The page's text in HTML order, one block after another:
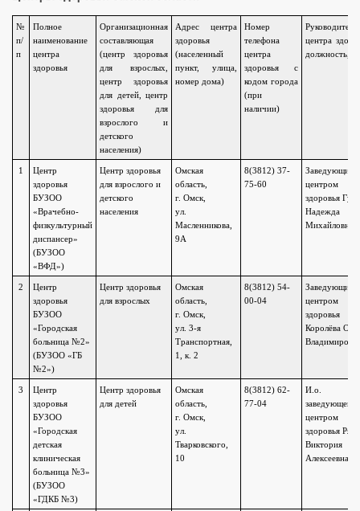
№
п/
п
Полное
наименование
центра
здоровья
Организационная
составляющая
(центр здоровья
для взрослых,
центр здоровья
для детей, центр
здоровья для
взрослого и
детского
населения)
Адрес центра
здоровья
(населенный
пункт, улица,
номер дома)
Номер
телефона
центра
здоровья с
кодом города
(при
наличии)
Руководитель
центра
должность,
1
Центр
здоровья
БУЗОО
«Врачебно-
физкультурный
диспансер»
(БУЗОО
«ВФД»)
Центр здоровья
для взрослого и
детского
населения
Омская
область,
г. Омск,
ул.
Масленникова,
9А
8(3812) 37-
75-60
Заведующий
центром
здоровья
Надежда
Михайловна
2
Центр
здоровья
БУЗОО
«Городская
больница №2»
(БУЗОО «ГБ
№2»)
Центр здоровья
для взрослых
Омская
область,
г. Омск,
ул. 3-я
Транспортная,
1, к. 2
8(3812) 54-
00-04
Заведующий
центром
здоровья
Королёва
3
Центр
здоровья
БУЗОО
«Городская
детская
клиническая
больница №3»
(БУЗОО
«ГДКБ №3)
Центр здоровья
для детей
Омская
область,
г. Омск,
ул.
Тварковского,
10
8(3812) 62-
77-04
И.о.
заведующего
центром
здоровья
Виктория
Алексеевна